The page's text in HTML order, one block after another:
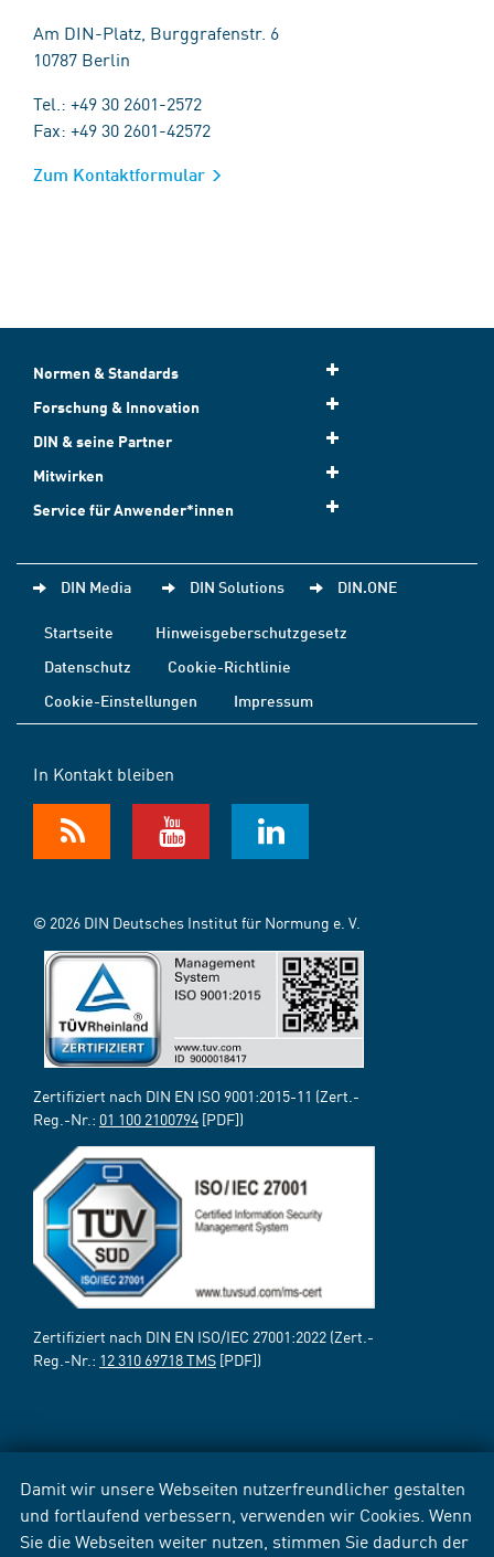
Damit wir unsere Webseiten nutzerfreundlicher gestalten
und fortlaufend verbessern, verwenden wir Cookies. Wenn
Sie die Webseiten weiter nutzen, stimmen Sie dadurch der
Am DIN-Platz, Burggrafenstr. 6
10787 Berlin
Tel.: +49 30 2601-2572
Fax: +49 30 2601-42572
Zum Kontaktformular
Normen & Standards
Forschung & Innovation
DIN & seine Partner
Mitwirken
Service für Anwender*innen
DIN Media DIN Solutions DIN.ONE
Startseite
Hinweisgeberschutzgesetz
Datenschutz
Cookie-Richtlinie
Cookie-Einstellungen
Impressum
In Kontakt bleiben
© 2026 DIN Deutsches Institut für Normung e. V.
Zertifiziert nach DIN EN ISO 9001:2015-11 (Zert.-
Reg.-Nr.: 01 100 2100794 [PDF])
Zertifiziert nach DIN EN ISO/IEC 27001:2022 (Zert.-
Reg.-Nr.: 12 310 69718 TMS [PDF])